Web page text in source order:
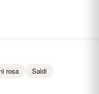
rosa
Saldi